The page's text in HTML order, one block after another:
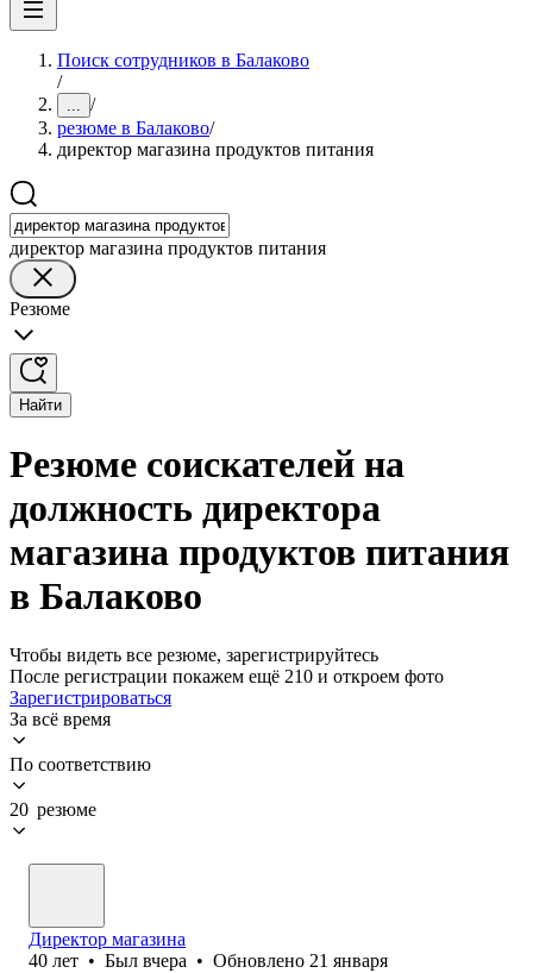
Поиск сотрудников в Балаково
/
... /
резюме в Балаково/
директор магазина продуктов питания
директор магазина продуктов питания
Резюме
Найти
Резюме соискателей на
должность директора
магазина продуктов питания
в Балаково
Чтобы видеть все резюме, зарегистрируйтесь
После регистрации покажем ещё 210 и откроем фото
Зарегистрироваться
За всё время
По соответствию
20 резюме
Директор магазина
40 лет • Был вчера • Обновлено 21 января